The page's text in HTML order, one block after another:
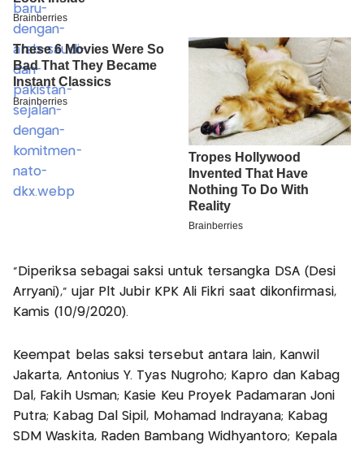
"Diperiksa sebagai saksi untuk tersangka DSA (Desi
Arryani)," ujar Plt Jubir KPK Ali Fikri saat dikonfirmasi,
Kamis (10/9/2020).
Keempat belas saksi tersebut antara lain, Kanwil
Jakarta, Antonius Y. Tyas Nugroho; Kapro dan Kabag
Dal, Fakih Usman; Kasie Keu Proyek Padamaran Joni
Putra; Kabag Dal Sipil, Mohamad Indrayana; Kabag
SDM Waskita, Raden Bambang Widhyantoro; Kepala